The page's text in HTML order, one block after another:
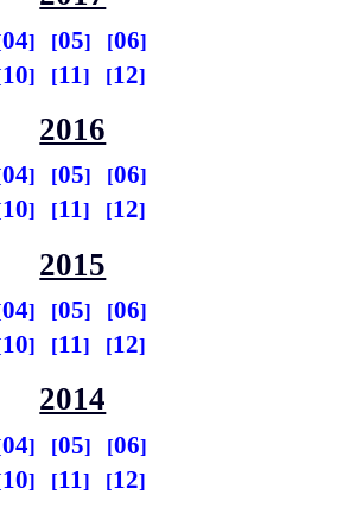
04 05
06
10 11 12
2016
04 05
06
10 11 12
2015
04 05
06
10 11 12
2014
04 05
06
10 11 12